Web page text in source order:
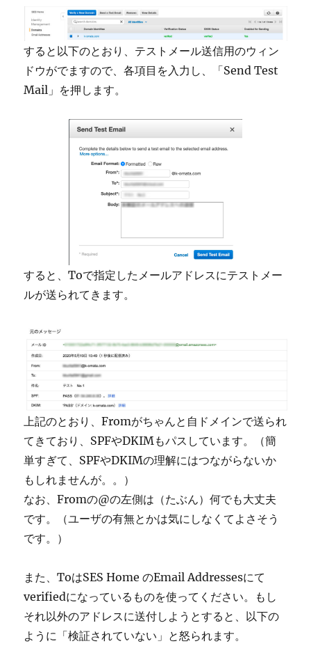
すると以下のとおり、テストメール送信用のウィン
ドウがでますので、各項目を入力し、「Send Test
Mail」を押します。
すると、Toで指定したメールアドレスにテストメー
ルが送られてきます。
上記のとおり、Fromがちゃんと自ドメインで送られ
てきており、SPFやDKIMもパスしています。（簡
単すぎて、SPFやDKIMの理解にはつながらないか
もしれませんが。。）
なお、Fromの@の左側は（たぶん）何でも大丈夫
です。（ユーザの有無とかは気にしなくてよさそう
です。）
また、ToはSES Home のEmail Addressesにて
verifiedになっているものを使ってください。もし
それ以外のアドレスに送付しようとすると、以下の
ように「検証されていない」と怒られます。